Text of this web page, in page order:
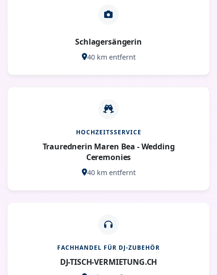
Schlagersängerin
40 km entfernt
HOCHZEITSSERVICE
Traurednerin Maren Bea - Wedding
Ceremonies
40 km entfernt
FACHHANDEL FÜR DJ-ZUBEHÖR
DJ-TISCH-VERMIETUNG.CH